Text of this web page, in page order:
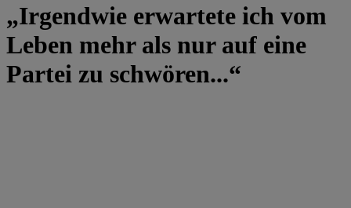
„Irgendwie erwartete ich vom
Leben mehr als nur auf eine
Partei zu schwören...“